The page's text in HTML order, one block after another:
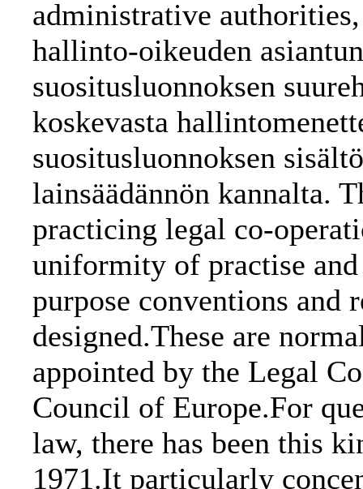
administrative
hallinto-oikeuden
suositusluonnoksen
koskevasta
suositusluonnoksen
lainsäädännön kannalta.
practicing legal co-
uniformity of practise
purpose conventions and
designed.These are
appointed by the Legal
Council of Europe.For
law, there has been this
1971.It particularly